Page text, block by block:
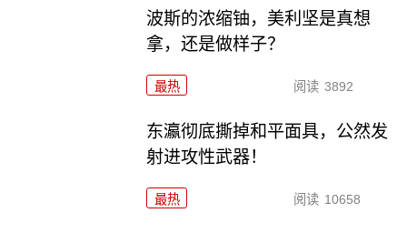
波斯的浓缩铀，美利坚是真想
拿，还是做样子？
最热 阅读 3892
东瀛彻底撕掉和平面具，公然发
射进攻性武器！
最热 阅读 10658